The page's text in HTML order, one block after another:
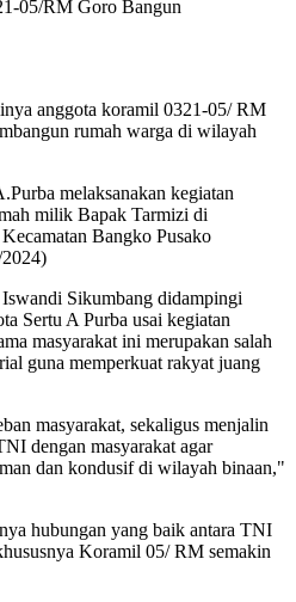
anggota koramil 0321-05/ RM
rumah warga di wilayah
melaksanakan kegiatan
milik Bapak Tarmizi di
Bangko Pusako
Sikumbang didampingi
Sertu A Purba usai kegiatan
masyarakat ini merupakan salah
guna memperkuat rakyat juang
masyarakat, sekaligus menjalin
dengan masyarakat agar
dan kondusif di wilayah binaan,"
hubungan yang baik antara TNI
Koramil 05/ RM semakin